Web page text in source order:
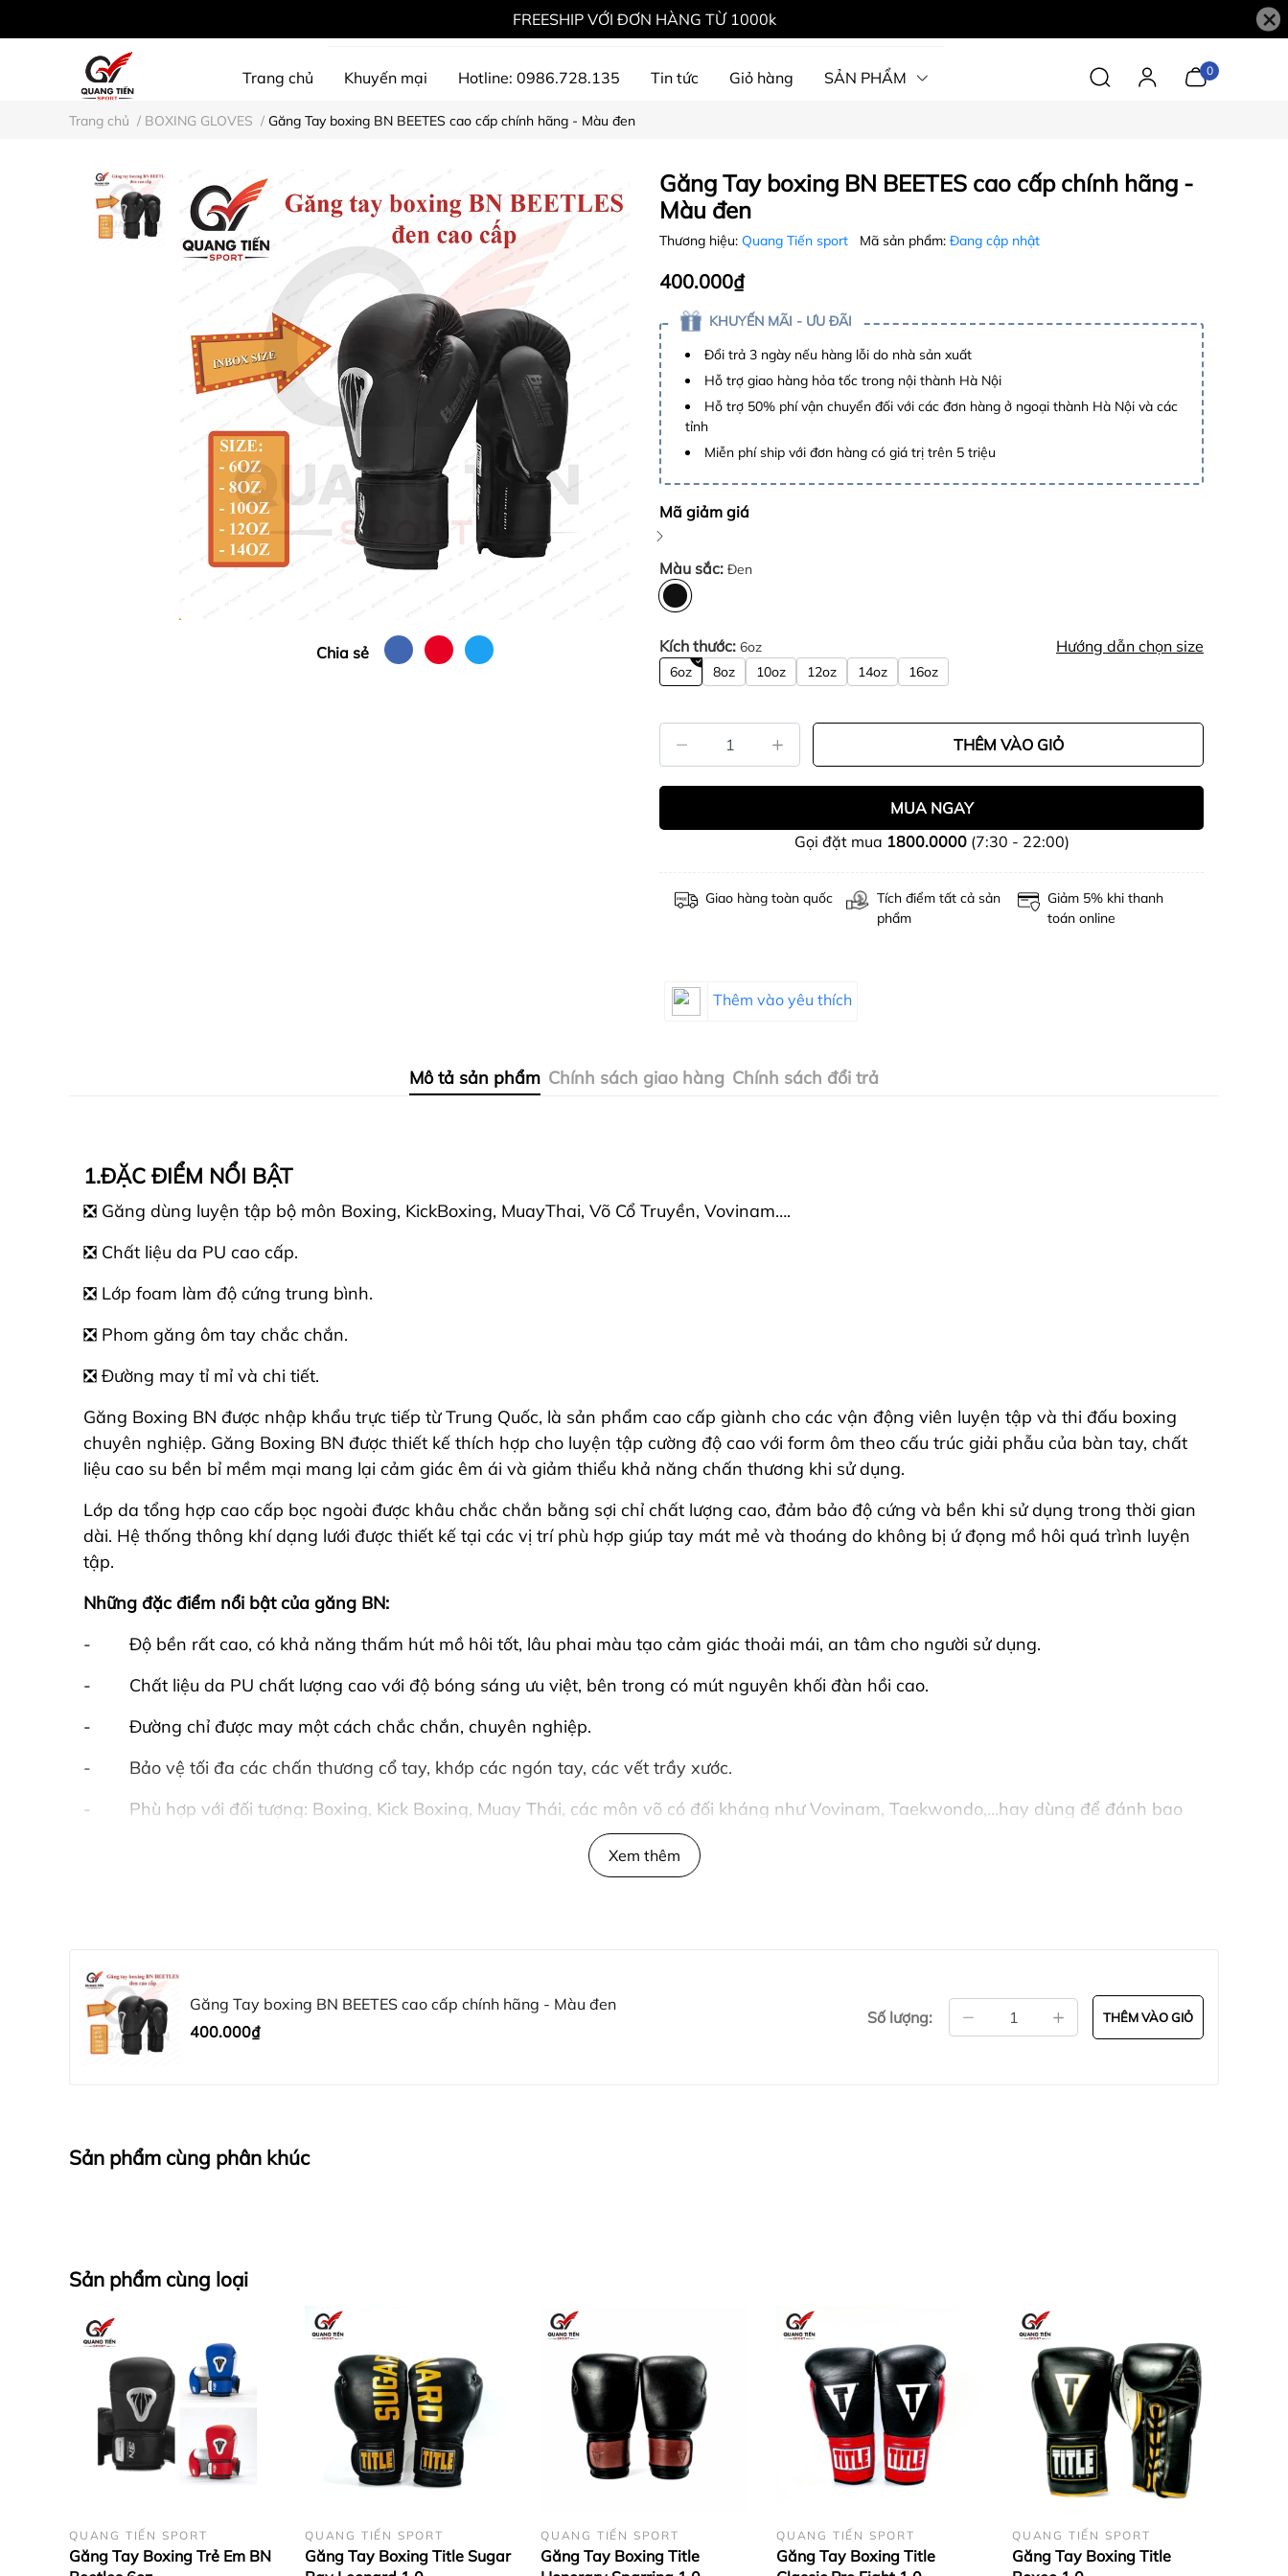
FREESHIP VỚI ĐƠN HÀNG TỪ 1000k ×
Trang chủ Khuyến mại Hotline: 0986.728.135 Tin tức Giỏ hàng SẢN PHẨM 0
Trang chủ / BOXING GLOVES / Găng Tay boxing BN BEETES cao cấp chính hãng - Màu đen
Chia sẻ
Găng Tay boxing BN BEETES cao cấp chính hãng -
Màu đen
Thương hiệu: Quang Tiến sport Mã sản phẩm: Đang cập nhật
400.000₫
KHUYẾN MÃI - ƯU ĐÃI
Đổi trả 3 ngày nếu hàng lỗi do nhà sản xuất
Hỗ trợ giao hàng hỏa tốc trong nội thành Hà Nội
Hỗ trợ 50% phí vận chuyển đối với các đơn hàng ở ngoại thành Hà Nội và các
tỉnh
Miễn phí ship với đơn hàng có giá trị trên 5 triệu
Mã giảm giá
Màu sắc: Đen
Kích thước: 6oz Hướng dẫn chọn size
6oz 8oz 10oz 12oz 14oz 16oz
THÊM VÀO GIỎ
MUA NGAY
Gọi đặt mua 1800.0000(7:30 - 22:00)
Giao hàng toàn quốc
Tích điểm tất cả sản
phẩm
Giảm 5% khi thanh
toán online
Thêm vào yêu thích
Mô tả sản phẩm Chính sách giao hàng Chính sách đổi trả
1.ĐẶC ĐIỂM NỔI BẬT
❎ Găng dùng luyện tập bộ môn Boxing, KickBoxing, MuayThai, Võ Cổ Truyền, Vovinam….
❎ Chất liệu da PU cao cấp.
❎ Lớp foam làm độ cứng trung bình.
❎ Phom găng ôm tay chắc chắn.
❎ Đường may tỉ mỉ và chi tiết.
Găng Boxing BN được nhập khẩu trực tiếp từ Trung Quốc, là sản phẩm cao cấp giành cho các vận động viên luyện tập và thi đấu boxing
chuyên nghiệp. Găng Boxing BN được thiết kế thích hợp cho luyện tập cường độ cao với form ôm theo cấu trúc giải phẫu của bàn tay, chất
liệu cao su bền bỉ mềm mại mang lại cảm giác êm ái và giảm thiểu khả năng chấn thương khi sử dụng.
Lớp da tổng hợp cao cấp bọc ngoài được khâu chắc chắn bằng sợi chỉ chất lượng cao, đảm bảo độ cứng và bền khi sử dụng trong thời gian
dài. Hệ thống thông khí dạng lưới được thiết kế tại các vị trí phù hợp giúp tay mát mẻ và thoáng do không bị ứ đọng mồ hôi quá trình luyện
tập.
Những đặc điểm nổi bật của găng BN:
- Độ bền rất cao, có khả năng thấm hút mồ hôi tốt, lâu phai màu tạo cảm giác thoải mái, an tâm cho người sử dụng.
- Chất liệu da PU chất lượng cao với độ bóng sáng ưu việt, bên trong có mút nguyên khối đàn hồi cao.
- Đường chỉ được may một cách chắc chắn, chuyên nghiệp.
- Bảo vệ tối đa các chấn thương cổ tay, khớp các ngón tay, các vết trầy xước.
- Phù hợp với đối tượng: Boxing, Kick Boxing, Muay Thái, các môn võ có đối kháng như Vovinam, Taekwondo,...hay dùng để đánh bao
- Được hãng thiết kế thêm thanh PVC ở lòng bàn tay tăng độ nắm và cầm
Cấu tạo của găng gồm 2 thành phần chính
- Bên ngoài cùng là lớp da PU cao cấp có đạn hồi tốt và dễ vệ sinh khi sử dụng
- Lớp mút được làm bằng Polyuretan mang lại cảm giác êm ái và bảo vệ tốt nắm đấm khi sử dụng
- Thiết kế bo tròn
- Độ cong vừa vặn không lo trấn thương khi đấm
- Các logo và chi tiết đều được làm nổi tăng độ thẩm mỹ của sản phẩm
- Sản phẩm gồm 5 màu chính
+ Màu đen
+ Màu trắng
+ Màu đỏ
+ Màu xanh
+ Màu kem
Xem thêm
Găng Tay boxing BN BEETES cao cấp chính hãng - Màu đen
400.000₫
Số lượng: THÊM VÀO GIỎ
Sản phẩm cùng phân khúc
Sản phẩm cùng loại
QUANG TIẾN SPORT
Găng Tay Boxing Trẻ Em BN
QUANG TIẾN SPORT
Găng Tay Boxing Title Sugar
QUANG TIẾN SPORT
Găng Tay Boxing Title
QUANG TIẾN SPORT
Găng Tay Boxing Title
QUANG TIẾN SPORT
Găng Tay Boxing Title